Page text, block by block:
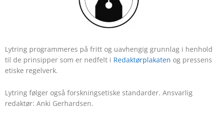
Lytring programmeres på fritt og uavhengig grunnlag i henhold
til de prinsipper som er nedfelt i Redaktørplakaten og pressens
etiske regelverk.
Lytring følger også forskningsetiske standarder. Ansvarlig
redaktør: Anki Gerhardsen.